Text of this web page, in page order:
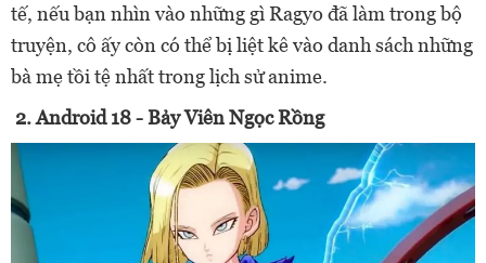
tế, nếu bạn nhìn vào những gì Ragyo đã làm trong bộ
truyện, cô ấy còn có thể bị liệt kê vào danh sách những
bà mẹ tồi tệ nhất trong lịch sử anime.
2. Android 18 - Bảy Viên Ngọc Rồng